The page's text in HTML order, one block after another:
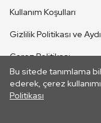
Bu sitede tanımlama
ederek, çerez
Politikası
CANLI YAYINLAR
Kullanım Koşulları
Gizlilik Politikası ve
Çerez Politikası
İletişim
Her hakkı saklıdır.